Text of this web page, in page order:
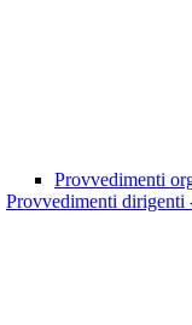
Provvedimenti
Provvedimenti dirigenti